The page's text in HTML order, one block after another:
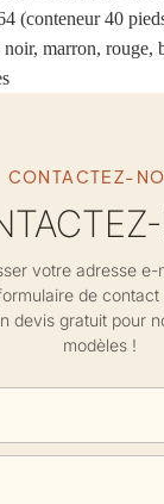
(conteneur 40
marron, rouge,
CONTACTEZ-
votre adresse
de
devis gratuit pour
modèles !